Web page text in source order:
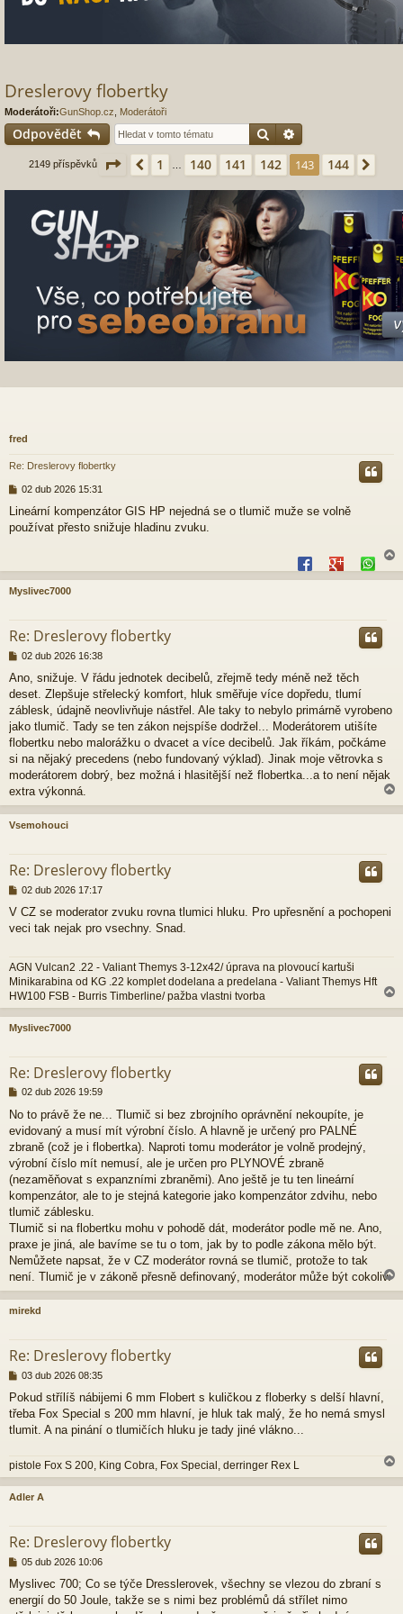
Dreslerovy flobertky
Moderátoři:GunShop.cz Moderátoři
Odpovědět Hledat
2149 příspěvků Stránka 143z144
Předchozí
1 140 141 142 143 144
fred
Re: Dreslerovy flobertky
P
í
s
v
e
k
02 dub 2026 15:31
Lineární kompenzátor GIS HP nejedná se o tlumič muže se volně
používat přesto snižuje hladinu zvuku.
a
h
Myslivec7000
Re: Dreslerovy flobertky
P
í
s
p
ě
v
e
k
02 dub 2026 16:38
Ano, snižuje. V řádu jednotek decibelů, zřejmě tedy méně než těch
deset. Zlepšuje střelecký komfort, hluk směřuje více dopředu, tlumí
záblesk, údajně neovlivňuje nástřel. Ale taky to nebylo primárně vyrobeno
jako tlumič. Tady se ten zákon nejspíše dodržel... Moderátorem utišíte
flobertku nebo malorážku o dvacet a více decibelů. Jak říkám, počkáme
si na nějaký precedens (nebo fundovaný výklad). Jinak moje větrovka s
moderátorem dobrý, bez možná i hlasitější než flobertka...a to není nějak
extra výkonná.
a
h
Vsemohouci
Re: Dreslerovy flobertky
P
s
v
e
k
02 dub 2026 17:17
V CZ se moderator zvuku rovna tlumici hluku. Pro upřesnění a pochopeni
veci tak nejak pro vsechny. Snad.
AGN Vulcan2 .22 - Valiant Themys 3-12x42/ úprava na plovoucí kartuši
Minikarabina od KG .22 komplet dodelana a predelana - Valiant Themys Hft
HW100 FSB - Burris Timberline/ pažba vlastni tvorba
a
h
Myslivec7000
Re: Dreslerovy flobertky
P
í
s
p
ě
v
e
k
02 dub 2026 19:59
No to právě že ne... Tlumič si bez zbrojního oprávnění nekoupíte, je
evidovaný a musí mít výrobní číslo. A hlavně je určený pro PALNÉ
zbraně (což je i flobertka). Naproti tomu moderátor je volně prodejný,
výrobní číslo mít nemusí, ale je určen pro PLYNOVÉ zbraně
(nezaměňovat s expanzními zbraněmi). Ano ještě je tu ten lineární
kompenzátor, ale to je stejná kategorie jako kompenzátor zdvihu, nebo
tlumič záblesku.
Tlumič si na flobertku mohu v pohodě dát, moderátor podle mě ne. Ano,
praxe je jiná, ale bavíme se tu o tom, jak by to podle zákona mělo být.
Nemůžete napsat, že v CZ moderátor rovná se tlumič, protože to tak
není. Tlumič je v zákoně přesně definovaný, moderátor může být cokoliv.
a
h
mirekd
Re: Dreslerovy flobertky
P
í
s
p
e
03 dub 2026 08:35
Pokud střílíš nábijemi 6 mm Flobert s kuličkou z floberky s delší hlavní,
třeba Fox Special s 200 mm hlavní, je hluk tak malý, že ho nemá smysl
tlumit. A na pinání o tlumičích hluku je tady jiné vlákno...
pistole Fox S 200, King Cobra, Fox Special, derringer Rex L
a
h
Adler A
Re: Dreslerovy flobertky
P
í
s
05 dub 2026 10:06
Myslivec 700; Co se týče Dresslerovek, všechny se vlezou do zbraní s
energií do 50 Joule, takže se s nimi bez problémů dá střílet nimo